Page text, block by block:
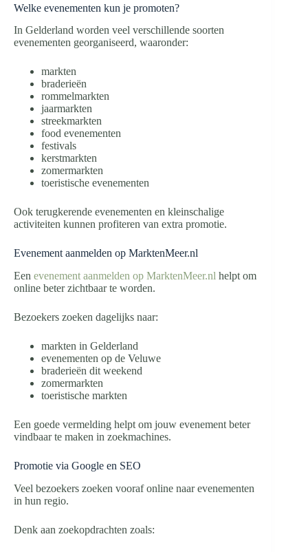
Welke evenementen kun je promoten?
In Gelderland worden veel verschillende soorten
evenementen georganiseerd, waaronder:
markten
braderieën
rommelmarkten
jaarmarkten
streekmarkten
food evenementen
festivals
kerstmarkten
zomermarkten
toeristische evenementen
Ook terugkerende evenementen en kleinschalige
activiteiten kunnen profiteren van extra promotie.
Evenement aanmelden op MarktenMeer.nl
Een evenement aanmelden op MarktenMeer.nl helpt om
online beter zichtbaar te worden.
Bezoekers zoeken dagelijks naar:
markten in Gelderland
evenementen op de Veluwe
braderieën dit weekend
zomermarkten
toeristische markten
Een goede vermelding helpt om jouw evenement beter
vindbaar te maken in zoekmachines.
Promotie via Google en SEO
Veel bezoekers zoeken vooraf online naar evenementen
in hun regio.
Denk aan zoekopdrachten zoals: